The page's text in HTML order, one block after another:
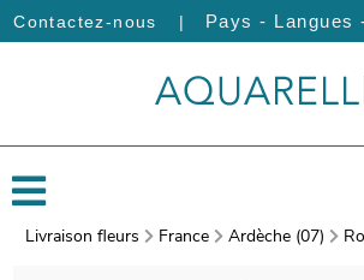
Contactez-nous | Pays - Langues
Livraison fleurs France Ardèche (07)